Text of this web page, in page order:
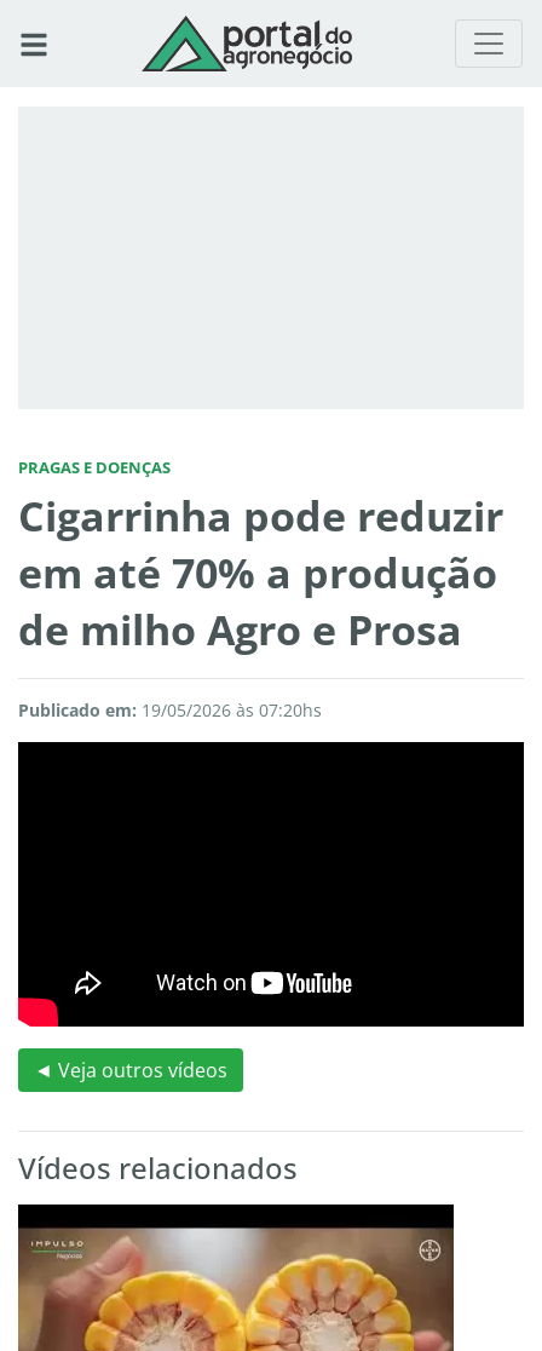
PRAGAS E DOENÇAS
Cigarrinha pode reduzir
em até 70% a produção
de milho Agro e Prosa
Publicado em: 19/05/2026 às 07:20hs
◄ Veja outros vídeos
Vídeos relacionados